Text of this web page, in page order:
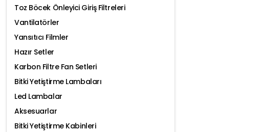
Toz Böcek Önleyici Giriş Filtreleri
Vantilatörler
Yansıtıcı Filmler
Hazır Setler
Karbon Filtre Fan Setleri
Bitki Yetiştirme Lambaları
Led Lambalar
Aksesuarlar
Bitki Yetiştirme Kabinleri